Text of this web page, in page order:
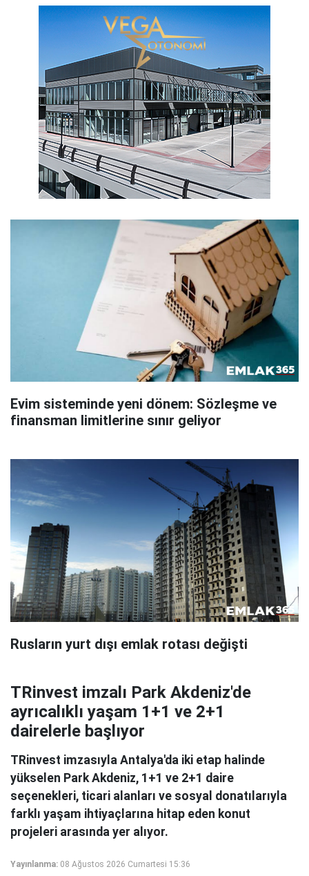
Evim sisteminde yeni dönem: Sözleşme ve
finansman limitlerine sınır geliyor
Rusların yurt dışı emlak rotası değişti
TRinvest imzalı Park Akdeniz'de
ayrıcalıklı yaşam 1+1 ve 2+1
dairelerle başlıyor
TRinvest imzasıyla Antalya'da iki etap halinde
yükselen Park Akdeniz, 1+1 ve 2+1 daire
seçenekleri, ticari alanları ve sosyal donatılarıyla
farklı yaşam ihtiyaçlarına hitap eden konut
projeleri arasında yer alıyor.
Yayınlanma: 08 Ağustos 2026 Cumartesi 15:36